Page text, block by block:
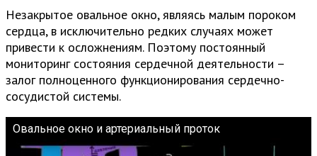
Незакрытое овальное окно, являясь малым пороком
сердца, в исключительно редких случаях может
привести к осложнениям. Поэтому постоянный
мониторинг состояния сердечной деятельности –
залог полноценного функционирования сердечно-
сосудистой системы.
Овальное окно и артериальный проток